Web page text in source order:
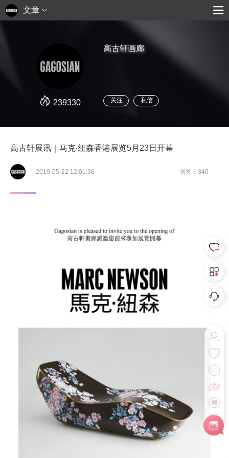
文章
239330
高古轩画廊
关注 私信
高古轩展讯｜马克‧纽森香港展览5月23日开幕
2019-05-22 12:01:36 浏览：340